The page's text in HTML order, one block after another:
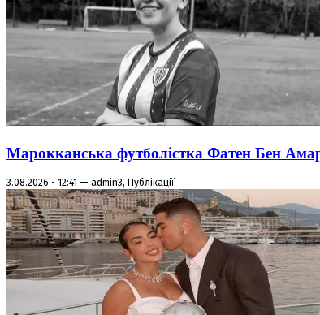
Марокканська футболістка Фатен Бен Амар
3.08.2026 - 12:41 — admin3, Публікації